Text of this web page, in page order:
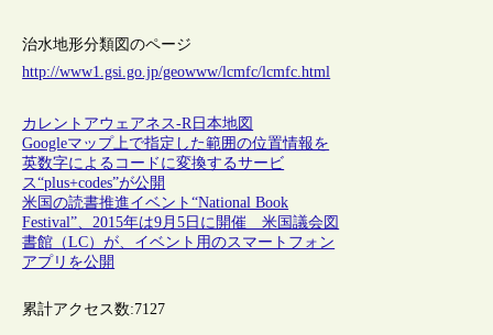
治水地形分類図のページ
http://www1.gsi.go.jp/geowww/lcmfc/lcmfc.html
カレントアウェアネス-R 日本地図
Googleマップ上で指定した範囲の位置情報を
英数字によるコードに変換するサービ
ス“plus+codes”が公開
米国の読書推進イベント“National Book
Festival”、2015年は9月5日に開催 米国議会図
書館（LC）が、イベント用のスマートフォン
アプリを公開
累計アクセス数:7127